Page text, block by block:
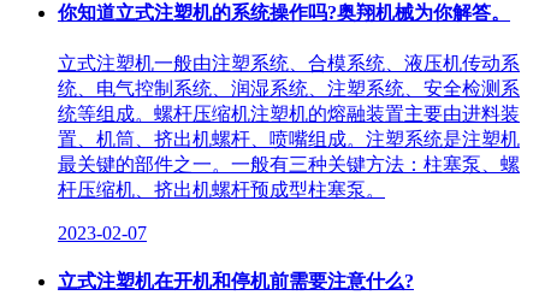
你知道立式注塑机的系统操作吗?奥翔机械为你解答。
立式注塑机一般由注塑系统、合模系统、液压机传动系
统、电气控制系统、润湿系统、注塑系统、安全检测系
统等组成。螺杆压缩机注塑机的熔融装置主要由进料装
置、机筒、挤出机螺杆、喷嘴组成。注塑系统是注塑机
最关键的部件之一。一般有三种关键方法：柱塞泵、螺
杆压缩机、挤出机螺杆预成型柱塞泵。
2023-02-07
立式注塑机在开机和停机前需要注意什么?